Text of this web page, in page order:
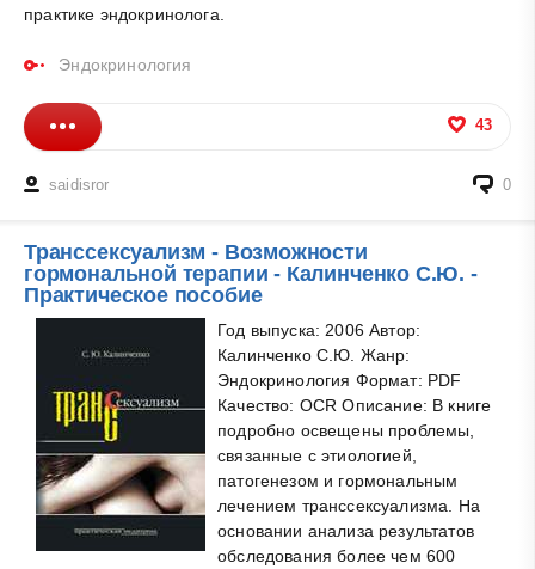
практике эндокринолога.
Эндокринология
43
saidisror 0
Транссексуализм - Возможности
гормональной терапии - Калинченко С.Ю. -
Практическое пособие
Год выпуска: 2006 Автор:
Калинченко С.Ю. Жанр:
Эндокринология Формат: PDF
Качество: OCR Описание: В книге
подробно освещены проблемы,
связанные с этиологией,
патогенезом и гормональным
лечением транссексуализма. На
основании анализа результатов
обследования более чем 600